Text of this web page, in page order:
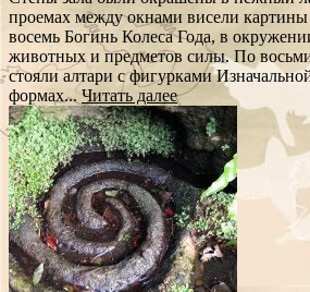
проемах между окнами висели
восемь Богинь Колеса Года, в
животных и предметов силы. По
стояли алтари с фигурками
формах...Читать далее